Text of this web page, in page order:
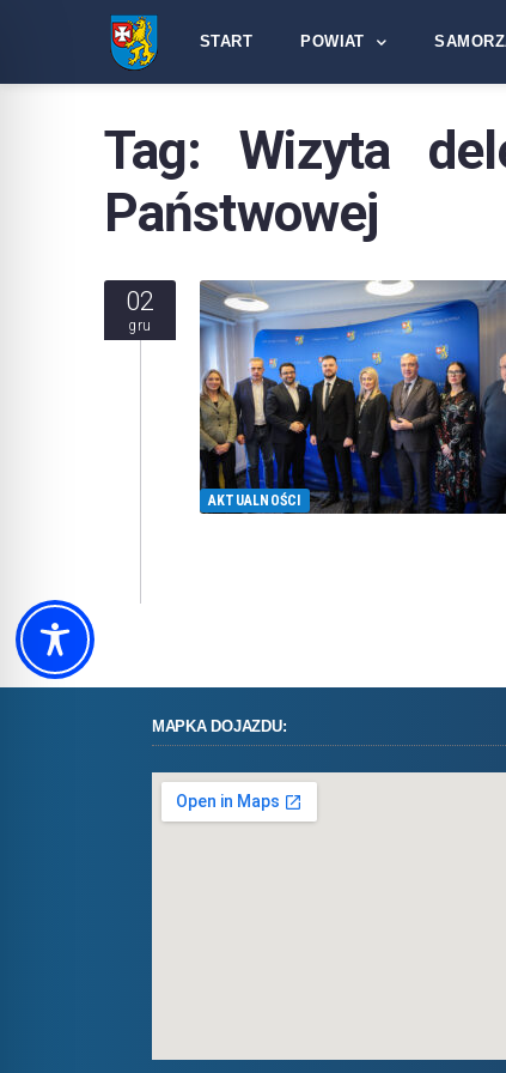
START POWIAT
Tag:Wizyta
Państwowej
02
gru
AKTUALNOŚCI
MAPKA DOJAZDU: